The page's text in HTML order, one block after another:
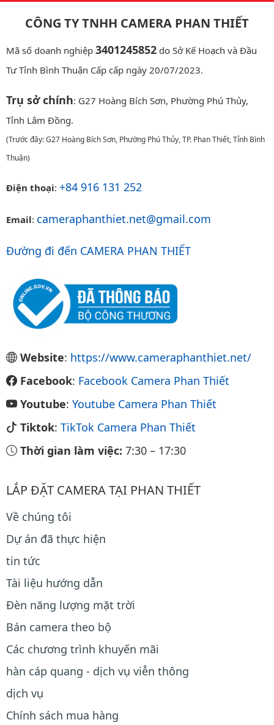
CÔNG TY TNHH CAMERA PHAN THIẾT
Mã số doanh nghiệp 3401245852 do Sở Kế Hoạch và Đầu
Tư Tỉnh Bình Thuận Cấp cấp ngày 20/07/2023.
Trụ sở chính: G27 Hoàng Bích Sơn, Phường Phú Thủy,
Tỉnh Lâm Đồng.
(Trước đây: G27 Hoàng Bích Sơn, Phường Phú Thủy, TP. Phan Thiết, Tỉnh Bình
Thuận)
Điện thoại: +84 916 131 252
Email: cameraphanthiet.net@gmail.com
Đường đi đến CAMERA PHAN THIẾT
Website: https://www.cameraphanthiet.net/
Facebook: Facebook Camera Phan Thiết
Youtube: Youtube Camera Phan Thiết
Tiktok: TikTok Camera Phan Thiết
Thời gian làm việc: 7:30 – 17:30
LẮP ĐẶT CAMERA TẠI PHAN THIẾT
Về chúng tôi
Dự án đã thực hiện
tin tức
Tài liệu hướng dẫn
Đèn năng lượng mặt trời
Bán camera theo bộ
Các chương trình khuyến mãi
hàn cáp quang - dịch vụ viễn thông
dịch vụ
Chính sách mua hàng